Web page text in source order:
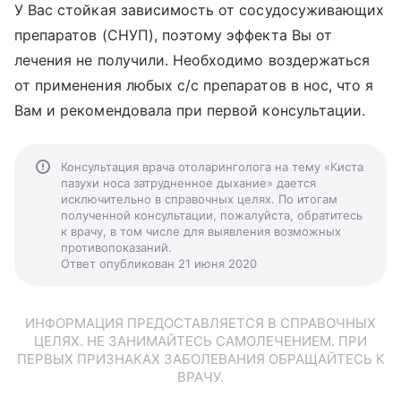
У Вас стойкая зависимость от сосудосуживающих
препаратов (СНУП), поэтому эффекта Вы от
лечения не получили. Необходимо воздержаться
от применения любых с/с препаратов в нос, что я
Вам и рекомендовала при первой консультации.
Консультация врача отоларинголога на тему «Киста
пазухи носа затрудненное дыхание» дается
исключительно в справочных целях. По итогам
полученной консультации, пожалуйста, обратитесь
к врачу, в том числе для выявления возможных
противопоказаний.
Ответ опубликован 21 июня 2020
ИНФОРМАЦИЯ ПРЕДОСТАВЛЯЕТСЯ В СПРАВОЧНЫХ
ЦЕЛЯХ. НЕ ЗАНИМАЙТЕСЬ САМОЛЕЧЕНИЕМ. ПРИ
ПЕРВЫХ ПРИЗНАКАХ ЗАБОЛЕВАНИЯ ОБРАЩАЙТЕСЬ К
ВРАЧУ.